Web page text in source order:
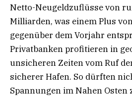
Netto-Neugeldzuflüsse von
Milliarden, was einem Plus
gegenüber dem Vorjahr
Privatbanken profitieren in
unsicheren Zeiten vom Ruf
sicherer Hafen. So dürften
Spannungen im Nahen Osten